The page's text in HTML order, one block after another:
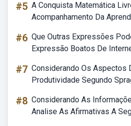
#5 A Conquista Matemática
Acompanhamento Da
#6 Que Outras Expressões
Expressão Boatos De
#7 Considerando Os Aspectos
Produtividade Segundo
#8 Considerando As
Analise As Afirmativas A